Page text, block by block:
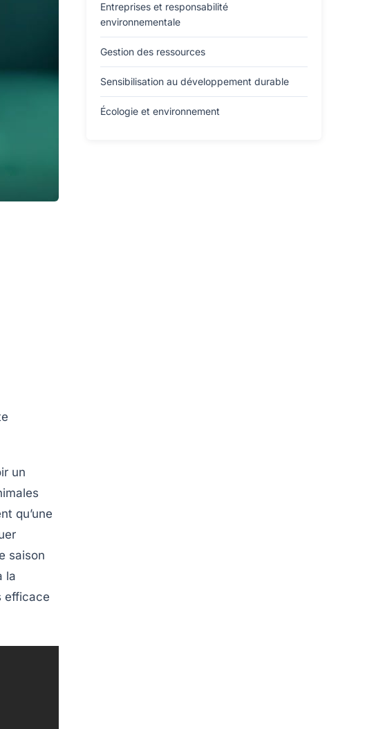
un
qu’une
saison
la
efficace
Entreprises et responsabilité
environnementale
Gestion des ressources
Sensibilisation au développement durable
Écologie et environnement